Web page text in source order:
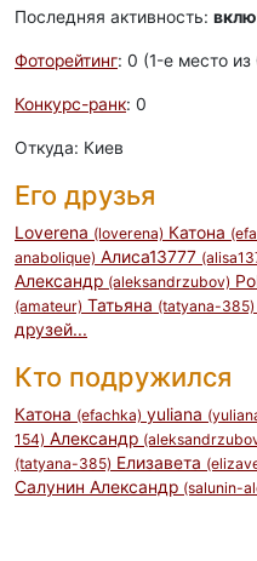
Последняя активность:
Фоторейтинг: 0 (1-e место из
Конкурс-ранк: 0
Откуда: Киев
Его друзья
Loverena (loverena) Катона
anabolique) Алиса13777
Александр (aleksandrzubov)
(amateur) Татьяна (tatyana-385)
друзей...
Кто подружился
Катона (efachka) yuliana
154) Александр
(tatyana-385) Елизавета
Салунин Александр (salunin-